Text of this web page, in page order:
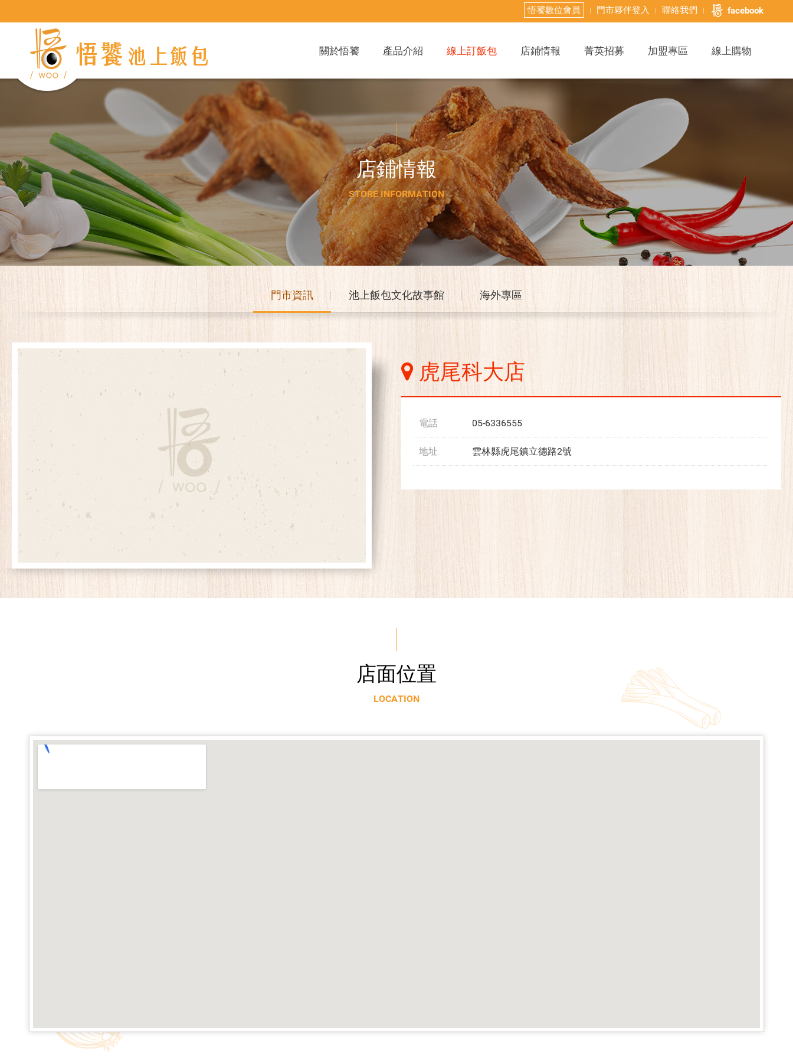
悟饕數位會員 門市夥伴登入 聯絡我們 facebook
關於悟饕 產品介紹 線上訂飯包 店鋪情報 菁英招募 加盟專區 線上購物
店鋪情報
STORE INFORMATION
門市資訊 池上飯包文化故事館 海外專區
虎尾科大店
電話 05-6336555
地址 雲林縣虎尾鎮立德路2號
店面位置
LOCATION